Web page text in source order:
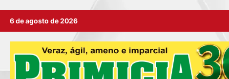
6 de agosto de 2026